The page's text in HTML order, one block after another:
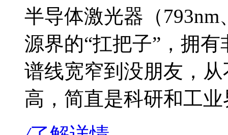
半导体激光器（793nm
源界的“扛把子”，拥
谱线宽窄到没朋友，
高，简直是科研和工